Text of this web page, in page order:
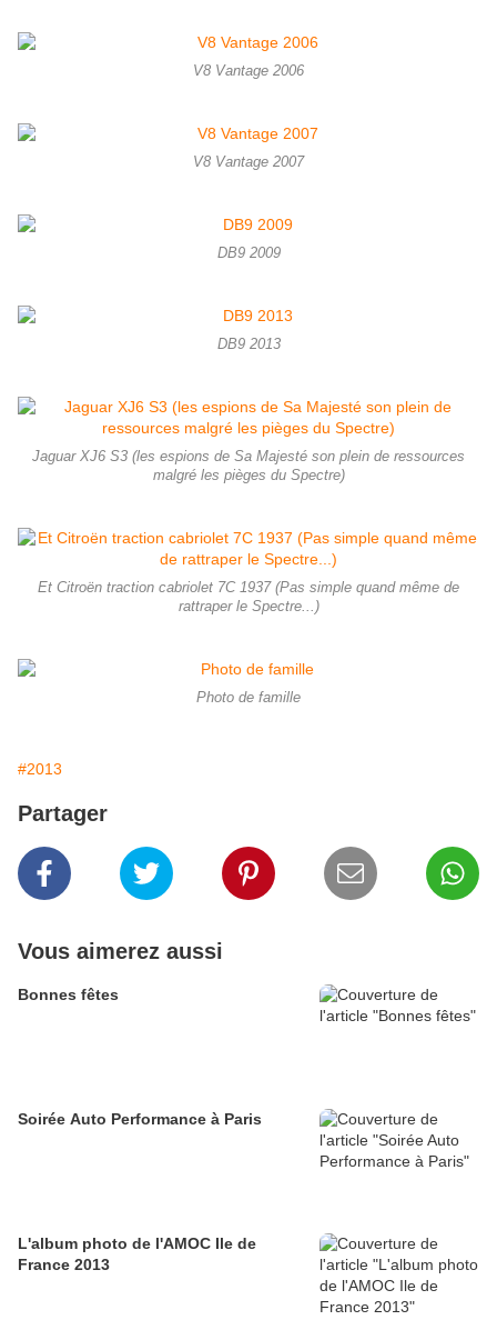
V8 Vantage 2006
V8 Vantage 2007
DB9 2009
DB9 2013
Jaguar XJ6 S3 (les espions de Sa Majesté son plein de ressources
malgré les pièges du Spectre)
Et Citroën traction cabriolet 7C 1937 (Pas simple quand même de
rattraper le Spectre...)
Photo de famille
#2013
Partager
Vous aimerez aussi
Bonnes fêtes
Soirée Auto Performance à Paris
L'album photo de l'AMOC Ile de
France 2013